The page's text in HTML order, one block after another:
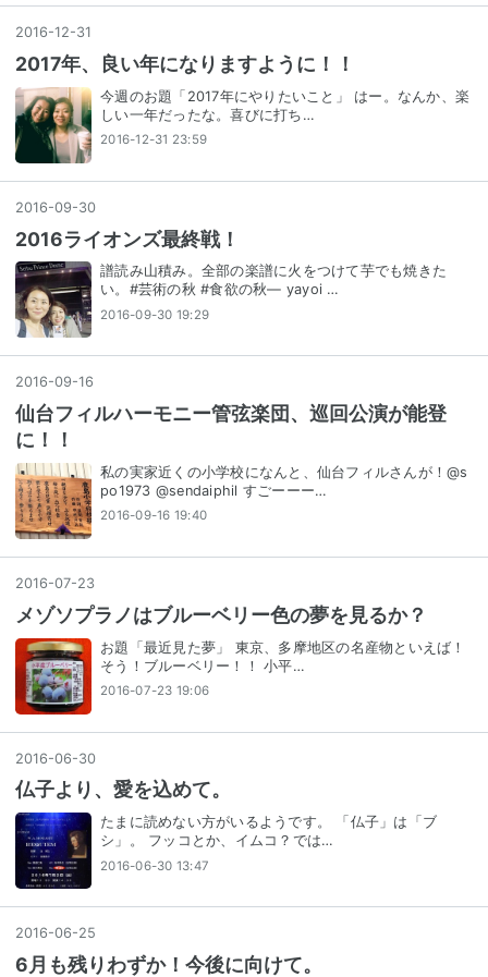
2016-12-31
2017年、良い年になりますように！！
今週のお題「2017年にやりたいこと」 はー。なんか、楽
しい一年だったな。喜びに打ち…
2016-12-31 23:59
2016-09-30
2016ライオンズ最終戦！
譜読み山積み。全部の楽譜に火をつけて芋でも焼きた
い。#芸術の秋 #食欲の秋— yayoi …
2016-09-30 19:29
2016-09-16
仙台フィルハーモニー管弦楽団、巡回公演が能登
に！！
私の実家近くの小学校になんと、仙台フィルさんが！@s
po1973 @sendaiphil すごーーー…
2016-09-16 19:40
2016-07-23
メゾソプラノはブルーベリー色の夢を見るか？
お題「最近見た夢」 東京、多摩地区の名産物といえば！
そう！ブルーベリー！！ 小平…
2016-07-23 19:06
2016-06-30
仏子より、愛を込めて。
たまに読めない方がいるようです。 「仏子」は「ブ
シ」。 フッコとか、イムコ？では…
2016-06-30 13:47
2016-06-25
6月も残りわずか！今後に向けて。